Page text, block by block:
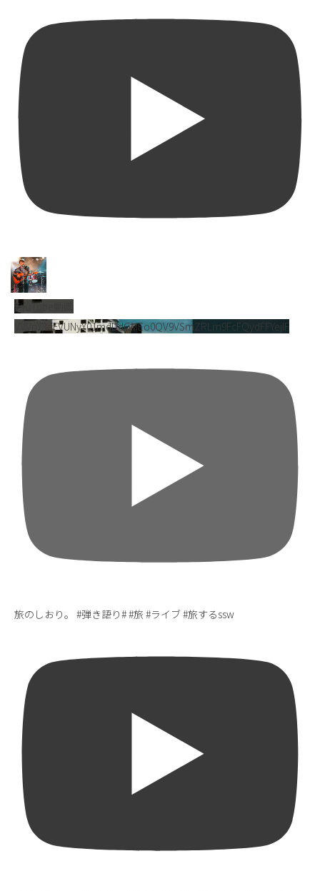
YouTube動画
VVVnY3dFVUNyY01mdDdGMEo0QV9VSmZRLm9FcFQydFFYejlF
旅のしおり。 #弾き語り# #旅 #ライブ #旅するssw